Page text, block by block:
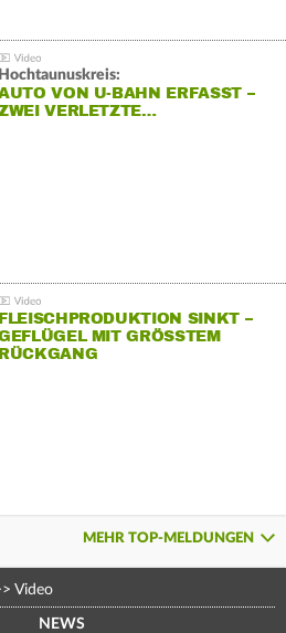
Hochtaunuskreis:
VON U-BAHN ERFASST –
VERLETZTE…
FLEISCHPRODUKTION SINKT –
MIT GRÖSSTEM R
ÜCKGANG
MEHR TOP-MELDUNGEN
Video
NEWS